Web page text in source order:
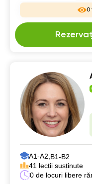
0
А1-А2, B1-B2
41 lecții susținute
0 de locuri libere